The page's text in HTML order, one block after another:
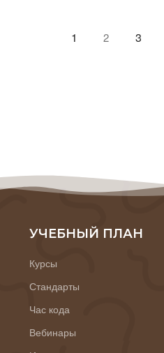
1 2 3
УЧЕБНЫЙ ПЛАН
Курсы
Стандарты
Час кода
Вебинары